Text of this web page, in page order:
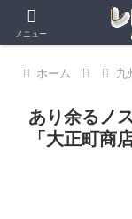
ホーム 九
あり余るノ
「大正町商
メニュー